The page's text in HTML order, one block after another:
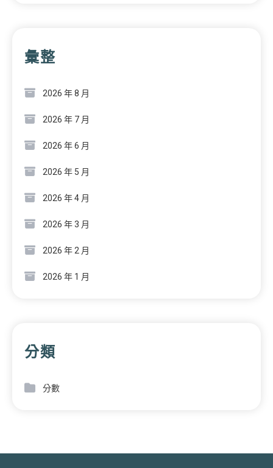
彙整
2026 年 8 月
2026 年 7 月
2026 年 6 月
2026 年 5 月
2026 年 4 月
2026 年 3 月
2026 年 2 月
2026 年 1 月
分類
分數